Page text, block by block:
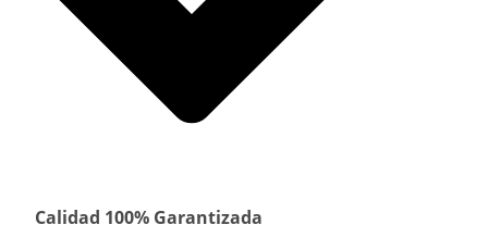
Calidad 100% Garantizada